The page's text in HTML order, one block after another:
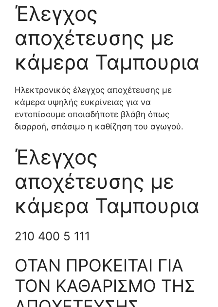
Έλεγχος
αποχέτευσης με
κάμερα Ταμπουρια
Ηλεκτρονικός έλεγχος αποχέτευσης με
κάμερα υψηλής ευκρίνειας για να
εντοπίσουμε οποιαδήποτε βλάβη όπως
διαρροή, σπάσιμο η καθίζηση του αγωγού.
Έλεγχος
αποχέτευσης με
κάμερα Ταμπουρια
210 400 5 111
ΟΤΑΝ ΠΡΟΚΕΙΤΑΙ ΓΙΑ
ΤΟΝ ΚΑΘΑΡΙΣΜΟ ΤΗΣ